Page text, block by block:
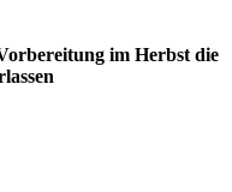
im Herbst die